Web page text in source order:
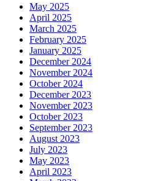
May 2025
April 2025
March 2025
February 2025
January 2025
December 2024
November 2024
October 2024
December 2023
November 2023
October 2023
September 2023
August 2023
July 2023
May 2023
April 2023